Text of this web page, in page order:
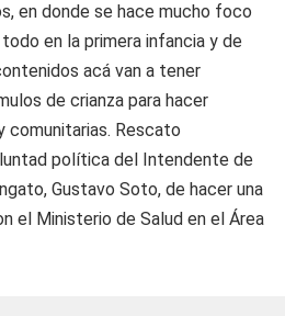
en donde se hace mucho foco
en la primera infancia y de
acá van a tener
de crianza para hacer
comunitarias. Rescato
política del Intendente de
Gustavo Soto, de hacer una
el Ministerio de Salud en el Área